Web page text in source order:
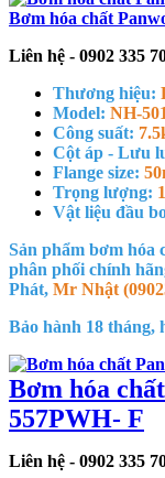
Bơm hóa chất
Liên hệ - 0902 335
Thương hiệu:
Model: NH-
Công suất:
Cột áp - Lưu
Flange size:
Trọng lượng:
Vật liệu đầu
Sản phẩm bơm hóa
phân phối chính
Phát, Mr Nhật
Bảo hành 18 tháng,
Bơm hóa
557PWH- F
Liên hệ - 0902 335